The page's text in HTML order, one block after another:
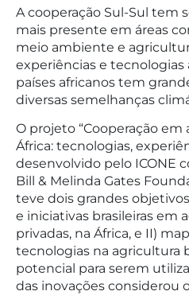
A cooperação Sul-Sul tem
mais presente em áreas
meio ambiente e
experiências e tecnologias
países africanos tem
diversas semelhanças
O projeto “Cooperação
África: tecnologias,
desenvolvido pelo ICONE
Bill & Melinda Gates
teve dois grandes
e iniciativas brasileiras em
privadas, na África, e II)
tecnologias na agricultura
potencial para serem
das inovações considerou